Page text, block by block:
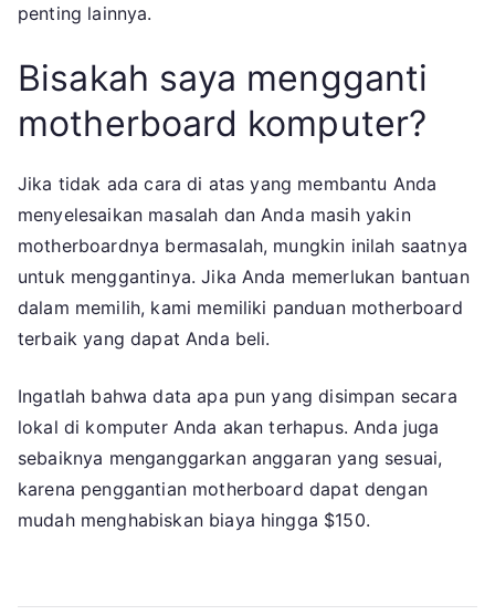
penting lainnya.
Bisakah saya mengganti
motherboard komputer?
Jika tidak ada cara di atas yang membantu Anda
menyelesaikan masalah dan Anda masih yakin
motherboardnya bermasalah, mungkin inilah saatnya
untuk menggantinya. Jika Anda memerlukan bantuan
dalam memilih, kami memiliki panduan motherboard
terbaik yang dapat Anda beli.
Ingatlah bahwa data apa pun yang disimpan secara
lokal di komputer Anda akan terhapus. Anda juga
sebaiknya menganggarkan anggaran yang sesuai,
karena penggantian motherboard dapat dengan
mudah menghabiskan biaya hingga $150.